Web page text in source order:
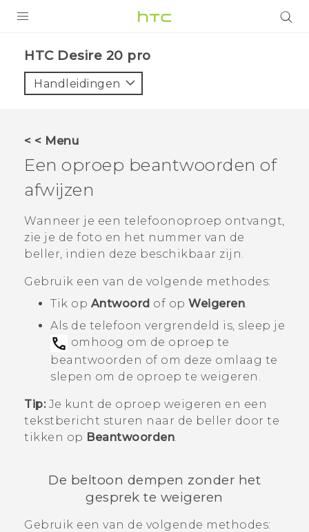
VIVE
AANBIEDINGEN
HTC Club
SUPPORT
HTC-apparaten & -accessoires
VIVERSE
Aanmelden
‎HTC Desire 20 pro‎
Handleidingen
< < Menu
Een oproep beantwoorden of
afwijzen
Wanneer je een telefoonoproep ontvangt,
zie je de foto en het nummer van de
beller, indien deze beschikbaar zijn.
Gebruik een van de volgende methodes:
Tik op Antwoord of op Weigeren.
Als de telefoon vergrendeld is, sleep je
omhoog om de oproep te
beantwoorden of om deze omlaag te
slepen om de oproep te weigeren.
Tip:Je kunt de oproep weigeren en een
tekstbericht sturen naar de beller door te
tikken op Beantwoorden
De beltoon dempen zonder het
gesprek te weigeren
Gebruik een van de volgende methodes: